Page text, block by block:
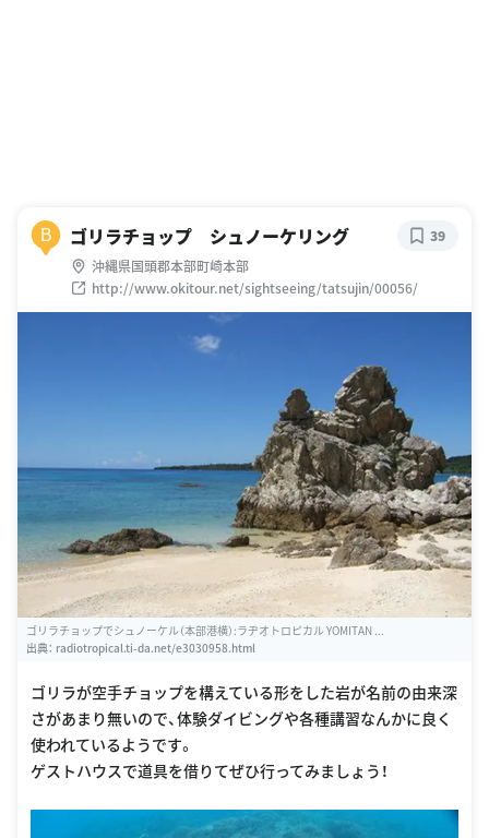
B ゴリラチョップ シュノーケリング
沖縄県国頭郡本部町崎本部
http://www.okitour.net/sightseeing/tatsujin/00056/
39
ゴリラチョップでシュノーケル（本部港横）:ラヂオトロピカル YOMITAN ...
出典： radiotropical.ti-da.net/e3030958.html
ゴリラが空手チョップを構えている形をした岩が名前の由来深
さがあまり無いので、体験ダイビングや各種講習なんかに良く
使われているようです。
ゲストハウスで道具を借りてぜひ行ってみましょう！